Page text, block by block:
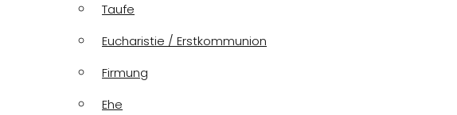
Taufe
Eucharistie / Erstkommunion
Firmung
Ehe